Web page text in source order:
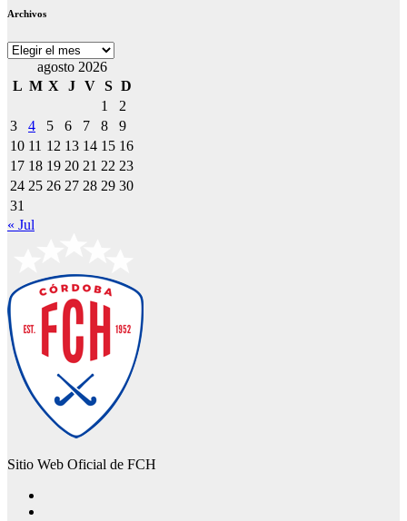
Archivos
Archivos
agosto 2026
L M X J V S D
1
2
3
4 5 6 7 8
9
10 11 12 13 14 15 16
17 18 19 20 21 22 23
24 25 26 27 28 29 30
31
« Jul
Sitio Web Oficial de FCH